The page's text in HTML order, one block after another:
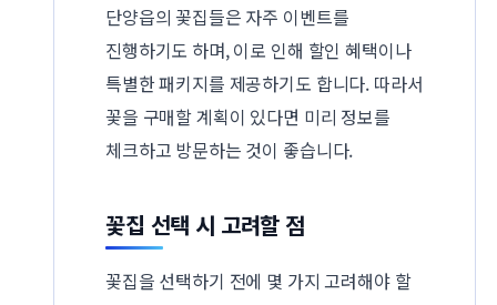
단양읍의 꽃집들은 자주 이벤트를
진행하기도 하며, 이로 인해 할인 혜택이나
특별한 패키지를 제공하기도 합니다. 따라서
꽃을 구매할 계획이 있다면 미리 정보를
체크하고 방문하는 것이 좋습니다.
꽃집 선택 시 고려할 점
꽃집을 선택하기 전에 몇 가지 고려해야 할